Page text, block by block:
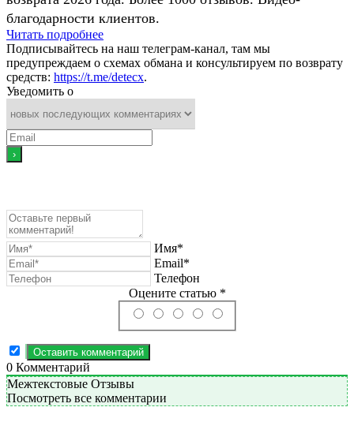
благодарности клиентов.
Читать подробнее
Подписывайтесь на наш телеграм-канал, там мы
предупреждаем о схемах обмана и консультируем по возврату
средств: https://t.me/detecx.
Уведомить о
Имя*
Email*
Телефон
Оцените статью *
0 Комментарий
Межтекстовые Отзывы
Посмотреть все комментарии